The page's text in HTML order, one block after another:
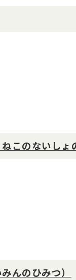
のないしょ
んのひみつ）